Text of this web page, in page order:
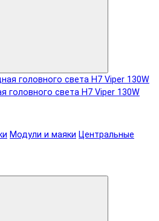
головного света H7 Viper 130W
Модули и маяки Центральные